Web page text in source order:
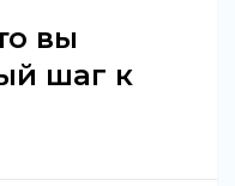
вы
шаг к